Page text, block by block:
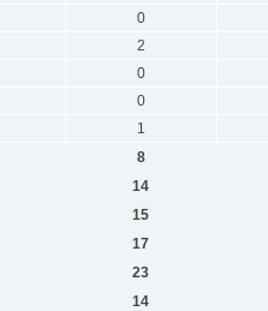
0
2
0
0
1
8
14
15
17
23
14